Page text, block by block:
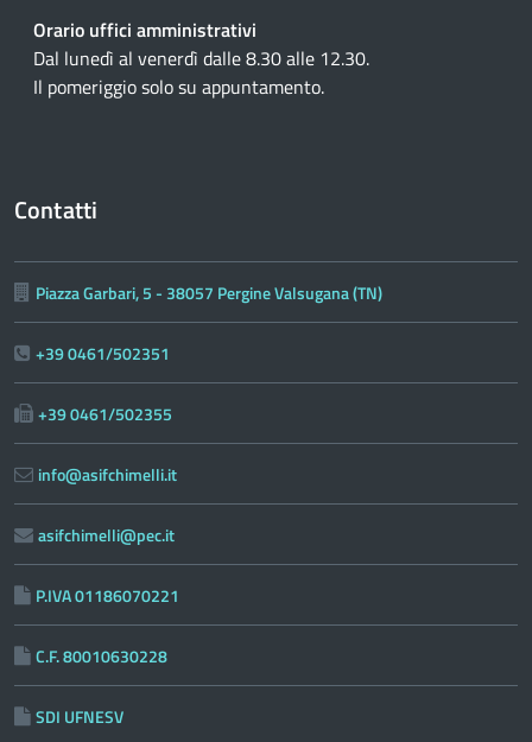
Orario uffici amministrativi
Dal lunedì al venerdì dalle 8.30 alle 12.30.
Il pomeriggio solo su appuntamento.
Contatti
Piazza Garbari, 5 - 38057 Pergine Valsugana (TN)
+39 0461/502351
+39 0461/502355
info@asifchimelli.it
asifchimelli@pec.it
P.IVA 01186070221
C.F. 80010630228
SDI UFNESV